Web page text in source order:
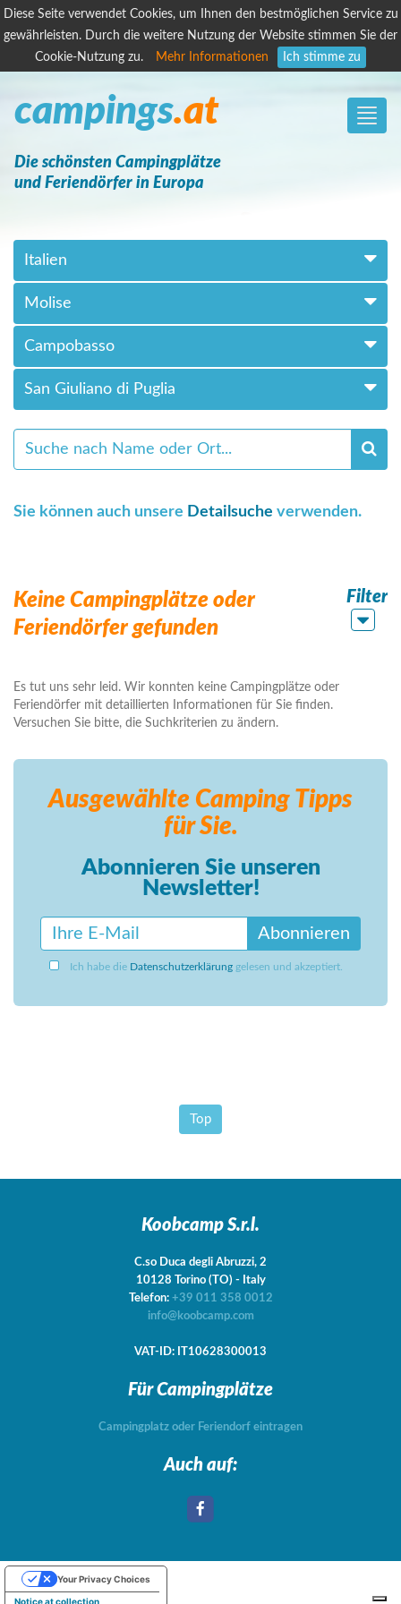
Diese Seite verwendet Cookies, um Ihnen den bestmöglichen Service zu
gewährleisten. Durch die weitere Nutzung der Website stimmen Sie der
Cookie-Nutzung zu.
Mehr Informationen Ich stimme zu
Toggle
campings.at
Die schönsten Campingplätze
und Feriendörfer in Europa
Italien
Molise
Campobasso
San Giuliano di Puglia
Sie können auch unsere Detailsuche verwenden.
Keine Campingplätze oder
Feriendörfer gefunden
Filter
Es tut uns sehr leid. Wir konnten keine Campingplätze oder
Feriendörfer mit detaillierten Informationen für Sie finden.
Versuchen Sie bitte, die Suchkriterien zu ändern.
Ausgewählte Camping Tipps
für Sie.
Abonnieren Sie unseren
Newsletter!
Abonnieren
Ich habe die Datenschutzerklärung gelesen und akzeptiert.
Top
Koobcamp S.r.l.
C.so Duca degli Abruzzi, 2
10128 Torino (TO) - Italy
Telefon: +39 011 358 0012
info@koobcamp.com
VAT-ID: IT10628300013
Für Campingplätze
Campingplatz oder Feriendorf eintragen
Auch auf:
Notice at collection
Your Privacy Choices